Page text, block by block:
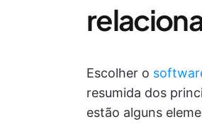
Escolher o
resumida dos
estão alguns